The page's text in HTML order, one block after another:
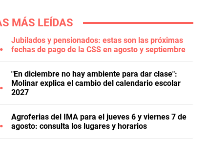
MÁS LEÍDAS
Jubilados y pensionados: estas son las próximas
fechas de pago de la CSS en agosto y septiembre
"En diciembre no hay ambiente para dar clase":
Molinar explica el cambio del calendario escolar
2027
Agroferias del IMA para el jueves 6 y viernes 7 de
agosto: consulta los lugares y horarios